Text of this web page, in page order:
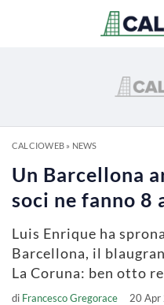
CALCIOWEB» NEWS
Un Barcellona
soci ne fanno 8
Luis Enrique ha
Barcellona, il
La Coruna: ben otto
di Francesco Gregorace 20 Apr